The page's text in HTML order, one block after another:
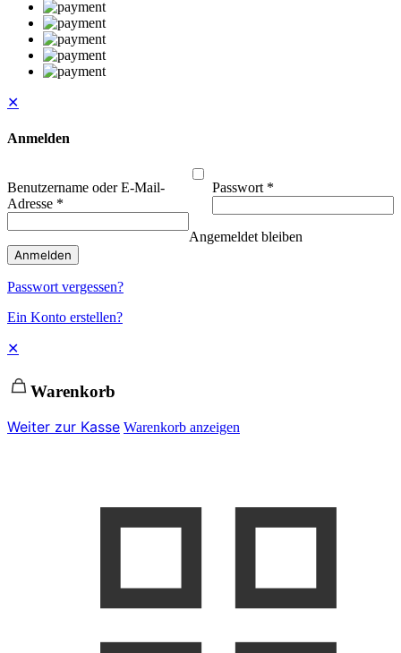
✕
Anmelden
Benutzername oder E-Mail-
Adresse *
Passwort *
Angemeldet bleiben
Anmelden
Passwort vergessen?
Ein Konto erstellen?
✕
Warenkorb
Weiter zur Kasse Warenkorb anzeigen